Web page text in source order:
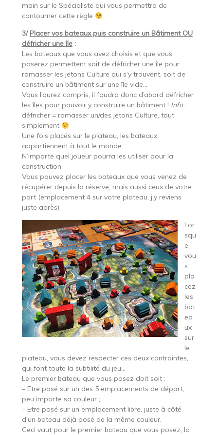
main sur le Spécialiste qui vous permettra de
contourner cette règle
3/ Placer vos bateaux puis construire un Bâtiment OU
défricher une île:
Les bateaux que vous avez choisis et que vous
poserez permettent soit de défricher une île pour
ramasser les jetons Culture qui s’y trouvent, soit de
construire un bâtiment sur une île vide…
Vous l’aurez compris, il faudra donc d’abord défricher
les îles pour pouvoir y construire un bâtiment ! Info :
défricher = ramasser un/des jetons Culture, tout
simplement
Une fois placés sur le plateau, les bateaux
appartiennent à tout le monde.
N’importe quel joueur pourra les utiliser pour la
construction.
Vous pouvez placer les bateaux que vous venez de
récupérer depuis la réserve, mais aussi ceux de votre
port (emplacement 4 sur votre plateau, j’y reviens
juste après).
Lor
squ
e
vou
s
pla
cez
les
bat
ea
ux
sur
le
plateau, vous devez respecter ces deux contraintes,
qui font toute la subtilité du jeu…
Le premier bateau que vous posez doit soit :
– Etre posé sur un des 5 emplacements de départ,
peu importe sa couleur ;
– Etre posé sur un emplacement libre, juste à côté
d’un bateau déjà posé de la même couleur.
Ceci vaut pour le premier bateau que vous posez, la